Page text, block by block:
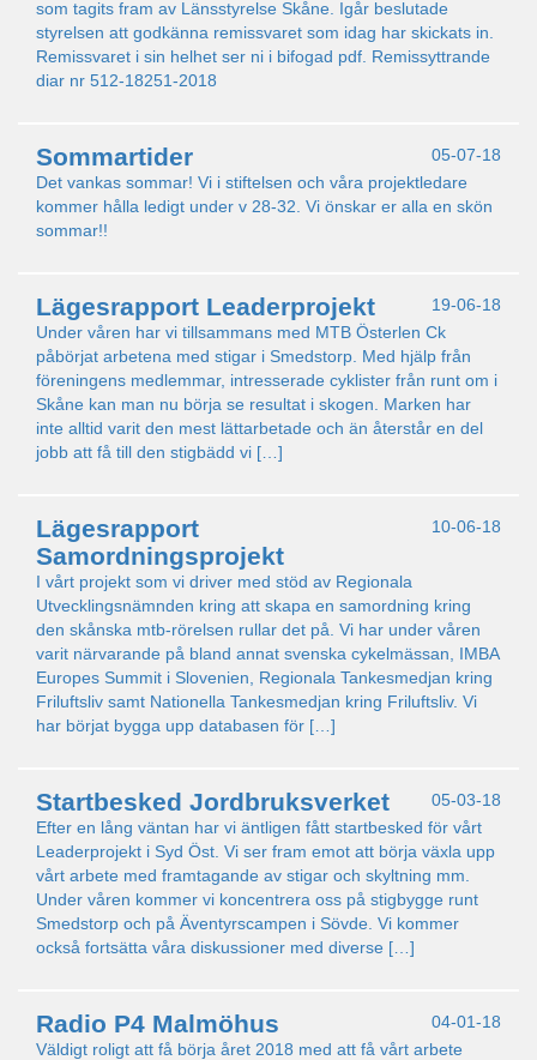
som tagits fram av Länsstyrelse Skåne. Igår beslutade
styrelsen att godkänna remissvaret som idag har skickats in.
Remissvaret i sin helhet ser ni i bifogad pdf. Remissyttrande
diar nr 512-18251-2018
05-07-18
Sommartider
Det vankas sommar! Vi i stiftelsen och våra projektledare
kommer hålla ledigt under v 28-32. Vi önskar er alla en skön
sommar!!
19-06-18
Lägesrapport Leaderprojekt
Under våren har vi tillsammans med MTB Österlen Ck
påbörjat arbetena med stigar i Smedstorp. Med hjälp från
föreningens medlemmar, intresserade cyklister från runt om i
Skåne kan man nu börja se resultat i skogen. Marken har
inte alltid varit den mest lättarbetade och än återstår en del
jobb att få till den stigbädd vi […]
10-06-18
Lägesrapport
Samordningsprojekt
I vårt projekt som vi driver med stöd av Regionala
Utvecklingsnämnden kring att skapa en samordning kring
den skånska mtb-rörelsen rullar det på. Vi har under våren
varit närvarande på bland annat svenska cykelmässan, IMBA
Europes Summit i Slovenien, Regionala Tankesmedjan kring
Friluftsliv samt Nationella Tankesmedjan kring Friluftsliv. Vi
har börjat bygga upp databasen för […]
05-03-18
Startbesked Jordbruksverket
Efter en lång väntan har vi äntligen fått startbesked för vårt
Leaderprojekt i Syd Öst. Vi ser fram emot att börja växla upp
vårt arbete med framtagande av stigar och skyltning mm.
Under våren kommer vi koncentrera oss på stigbygge runt
Smedstorp och på Äventyrscampen i Sövde. Vi kommer
också fortsätta våra diskussioner med diverse […]
04-01-18
Radio P4 Malmöhus
Väldigt roligt att få börja året 2018 med att få vårt arbete